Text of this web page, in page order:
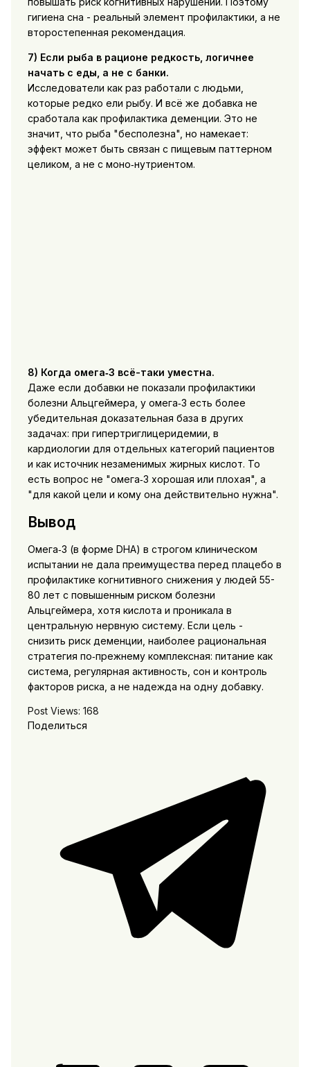
гигиена сна - реальный элемент профилактики, а не
второстепенная рекомендация.
7) Если рыба в рационе редкость, логичнее
начать с еды, а не с банки.
Исследователи как раз работали с людьми,
которые редко ели рыбу. И всё же добавка не
сработала как профилактика деменции. Это не
значит, что рыба "бесполезна", но намекает:
эффект может быть связан с пищевым паттерном
целиком, а не с моно‑нутриентом.
8) Когда омега‑3 всё-таки уместна.
Даже если добавки не показали профилактики
болезни Альцгеймера, у омега‑3 есть более
убедительная доказательная база в других
задачах: при гипертриглицеридемии, в
кардиологии для отдельных категорий пациентов
и как источник незаменимых жирных кислот. То
есть вопрос не "омега‑3 хорошая или плохая", а
"для какой цели и кому она действительно нужна".
Вывод
Омега‑3 (в форме DHA) в строгом клиническом
испытании не дала преимущества перед плацебо в
профилактике когнитивного снижения у людей 55-
80 лет с повышенным риском болезни
Альцгеймера, хотя кислота и проникала в
центральную нервную систему. Если цель -
снизить риск деменции, наиболее рациональная
стратегия по‑прежнему комплексная: питание как
система, регулярная активность, сон и контроль
факторов риска, а не надежда на одну добавку.
Post Views: 168
Поделиться